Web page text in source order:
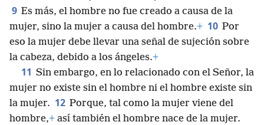
9 Es más, el hombre no fue creado a causa de la
mujer, sino la mujer a causa del hombre.+ 10 Por
eso la mujer debe llevar una señal de sujeción sobre
la cabeza, debido a los ángeles.+
11 Sin embargo, en lo relacionado con el Señor, la
mujer no existe sin el hombre ni el hombre existe sin
la mujer. 12 Porque, tal como la mujer viene del
hombre,+ así también el hombre nace de la mujer.